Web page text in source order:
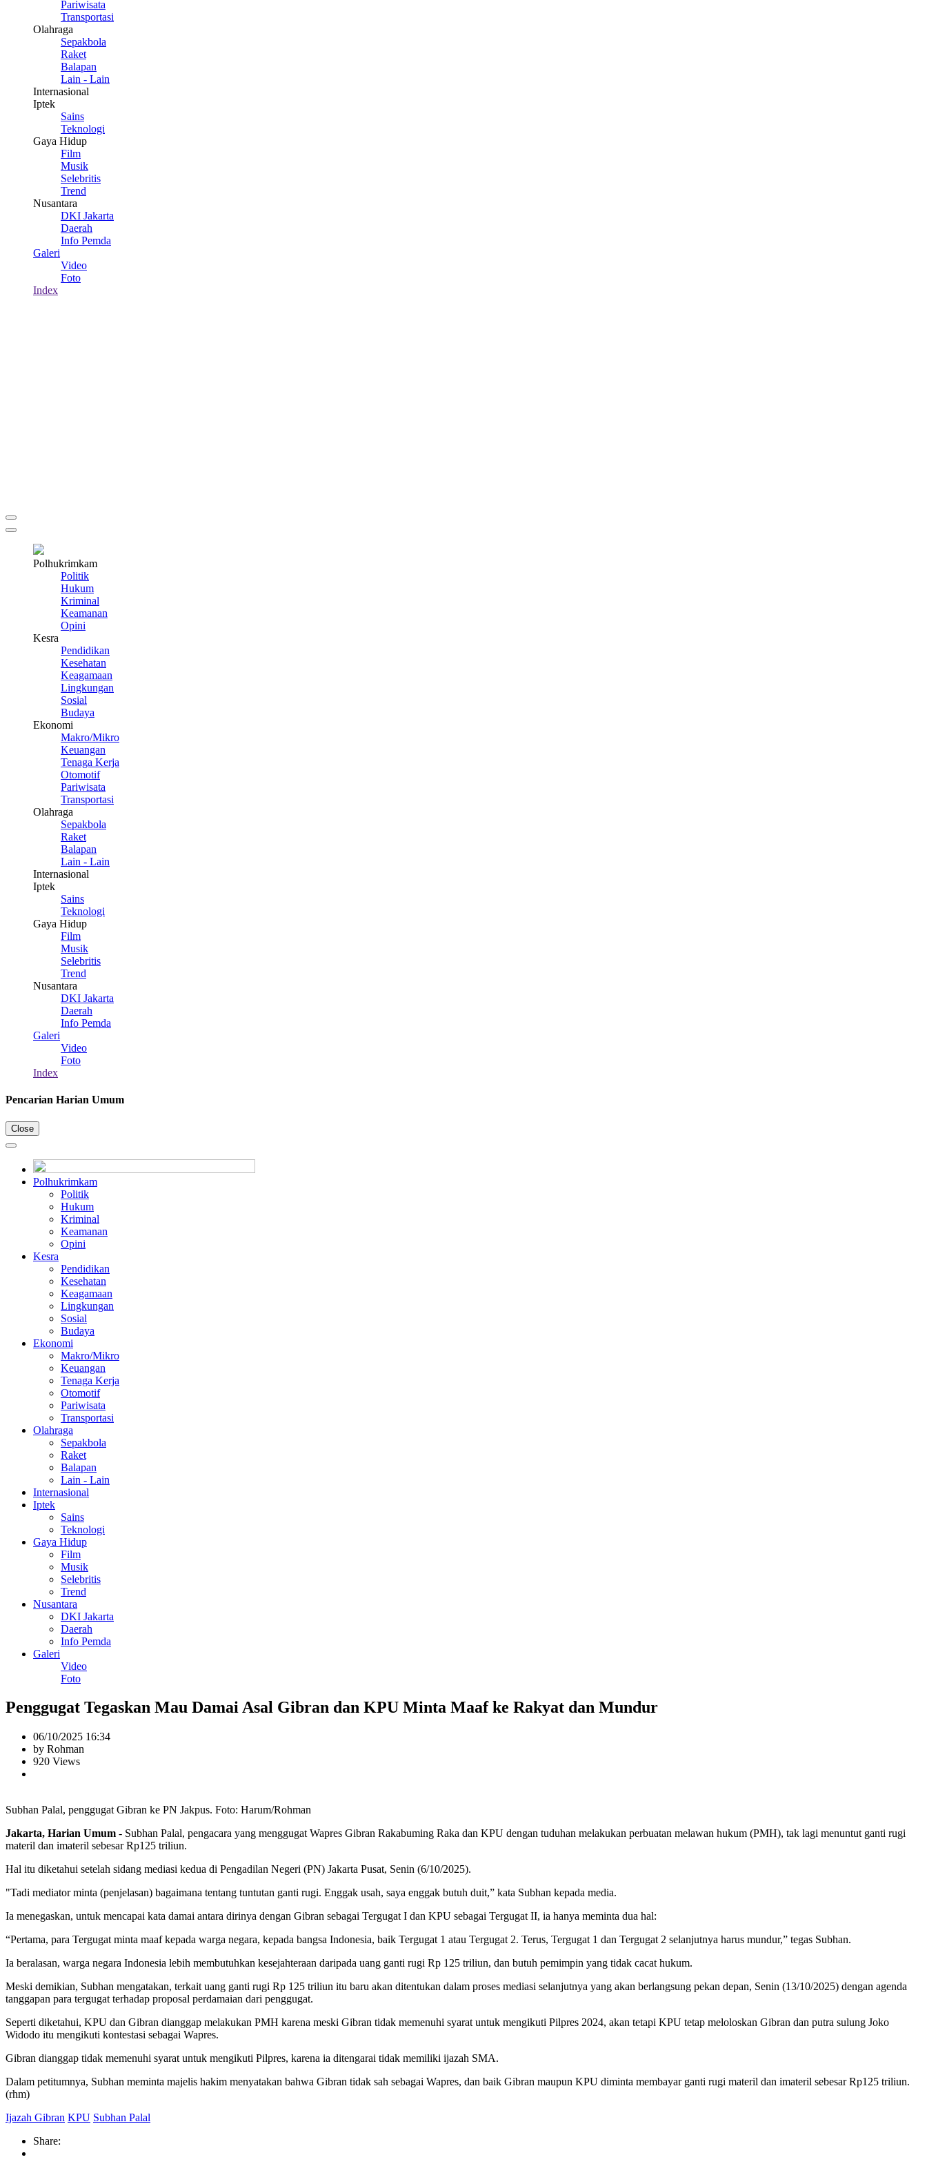
Pariwisata
Transportasi
Olahraga
Sepakbola
Raket
Balapan
Lain - Lain
Internasional
Iptek
Sains
Teknologi
Gaya Hidup
Film
Musik
Selebritis
Trend
Nusantara
DKI Jakarta
Daerah
Info Pemda
Galeri
Video
Foto
Index
Polhukrimkam
Politik
Hukum
Kriminal
Keamanan
Opini
Kesra
Pendidikan
Kesehatan
Keagamaan
Lingkungan
Sosial
Budaya
Ekonomi
Makro/Mikro
Keuangan
Tenaga Kerja
Otomotif
Pariwisata
Transportasi
Olahraga
Sepakbola
Raket
Balapan
Lain - Lain
Internasional
Iptek
Sains
Teknologi
Gaya Hidup
Film
Musik
Selebritis
Trend
Nusantara
DKI Jakarta
Daerah
Info Pemda
Galeri
Video
Foto
Index
Pencarian Harian Umum
Close
Polhukrimkam
Politik
Hukum
Kriminal
Keamanan
Opini
Kesra
Pendidikan
Kesehatan
Keagamaan
Lingkungan
Sosial
Budaya
Ekonomi
Makro/Mikro
Keuangan
Tenaga Kerja
Otomotif
Pariwisata
Transportasi
Olahraga
Sepakbola
Raket
Balapan
Lain - Lain
Internasional
Iptek
Sains
Teknologi
Gaya Hidup
Film
Musik
Selebritis
Trend
Nusantara
DKI Jakarta
Daerah
Info Pemda
Galeri
Video
Foto
Penggugat Tegaskan Mau Damai Asal Gibran dan KPU Minta Maaf ke Rakyat dan Mundur
06/10/2025 16:34
by Rohman
920 Views
Subhan Palal, penggugat Gibran ke PN Jakpus. Foto: Harum/Rohman
Jakarta, Harian Umum - Subhan Palal, pengacara yang menggugat Wapres Gibran Rakabuming Raka dan KPU dengan tuduhan melakukan perbuatan melawan hukum (PMH), tak lagi menuntut ganti rugi
materil dan imateril sebesar Rp125 triliun.
Hal itu diketahui setelah sidang mediasi kedua di Pengadilan Negeri (PN) Jakarta Pusat, Senin (6/10/2025).
"Tadi mediator minta (penjelasan) bagaimana tentang tuntutan ganti rugi. Enggak usah, saya enggak butuh duit,” kata Subhan kepada media.
Ia menegaskan, untuk mencapai kata damai antara dirinya dengan Gibran sebagai Tergugat I dan KPU sebagai Tergugat II, ia hanya meminta dua hal:
“Pertama, para Tergugat minta maaf kepada warga negara, kepada bangsa Indonesia, baik Tergugat 1 atau Tergugat 2. Terus, Tergugat 1 dan Tergugat 2 selanjutnya harus mundur,” tegas Subhan.
Ia beralasan, warga negara Indonesia lebih membutuhkan kesejahteraan daripada uang ganti rugi Rp 125 triliun, dan butuh pemimpin yang tidak cacat hukum.
Meski demikian, Subhan mengatakan, terkait uang ganti rugi Rp 125 triliun itu baru akan ditentukan dalam proses mediasi selanjutnya yang akan berlangsung pekan depan, Senin (13/10/2025) dengan agenda
tanggapan para tergugat terhadap proposal perdamaian dari penggugat.
Seperti diketahui, KPU dan Gibran dianggap melakukan PMH karena meski Gibran tidak memenuhi syarat untuk mengikuti Pilpres 2024, akan tetapi KPU tetap meloloskan Gibran dan putra sulung Joko
Widodo itu mengikuti kontestasi sebagai Wapres.
Gibran dianggap tidak memenuhi syarat untuk mengikuti Pilpres, karena ia ditengarai tidak memiliki ijazah SMA.
Dalam petitumnya, Subhan meminta majelis hakim menyatakan bahwa Gibran tidak sah sebagai Wapres, dan baik Gibran maupun KPU diminta membayar ganti rugi materil dan imateril sebesar Rp125 triliun.
(rhm)
Ijazah Gibran KPU Subhan Palal
Share: